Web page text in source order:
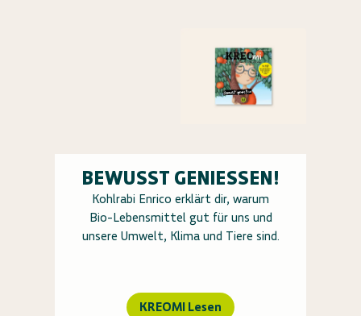
BEWUSST GENIESSEN!
Kohlrabi Enrico erklärt dir, warum
Bio-Lebensmittel gut für uns und
unsere Umwelt, Klima und Tiere sind.
KREOMI Lesen